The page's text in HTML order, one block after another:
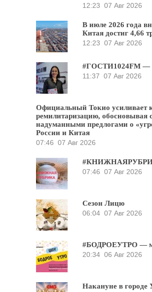
12:23 07 Авг 2026
В июле 2026 года
Китая достиг 4,66
12:23 07 Авг 2026
#ГОСТИ1024FM —
11:37 07 Авг 2026
Официальный Токио усиливает
ремилитаризацию, обосновывая
надуманными предлогами о
России и Китая
07:46 07 Авг 2026
07:46 07 Авг 2026
Сезон Лицю
06:04 07 Авг 2026
#БОДРОЕУТРО —
20:34 06 Авг 2026
Накануне в городе